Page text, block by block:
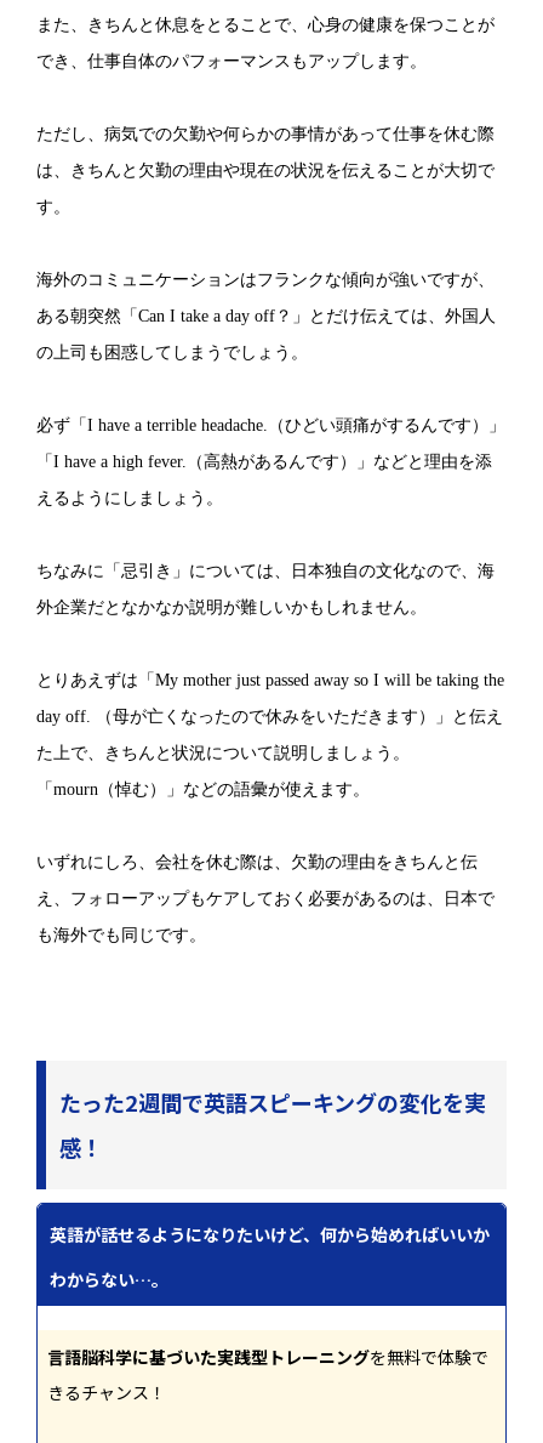
また、きちんと休息をとることで、心身の健康を保つことが
でき、仕事自体のパフォーマンスもアップします。
ただし、病気での欠勤や何らかの事情があって仕事を休む際
は、きちんと欠勤の理由や現在の状況を伝えることが大切で
す。
海外のコミュニケーションはフランクな傾向が強いですが、
ある朝突然「Can I take a day off？」とだけ伝えては、外国人
の上司も困惑してしまうでしょう。
必ず「I have a terrible headache.（ひどい頭痛がするんです）」
「I have a high fever.（高熱があるんです）」などと理由を添
えるようにしましょう。
ちなみに「忌引き」については、日本独自の文化なので、海
外企業だとなかなか説明が難しいかもしれません。
とりあえずは「My mother just passed away so I will be taking the
day off. （母が亡くなったので休みをいただきます）」と伝え
た上で、きちんと状況について説明しましょう。
「mourn（悼む）」などの語彙が使えます。
いずれにしろ、会社を休む際は、欠勤の理由をきちんと伝
え、フォローアップもケアしておく必要があるのは、日本で
も海外でも同じです。
たった2週間で英語スピーキングの変化を実
感！
英語が話せるようになりたいけど、何から始めればいいか
わからない…。
言語脳科学に基づいた実践型トレーニングを無料で体験で
きるチャンス！